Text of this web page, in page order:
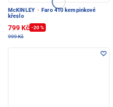
McKINLEY · Faro 410 kempinkové
křeslo
799 Kč -20 %
999 Kč